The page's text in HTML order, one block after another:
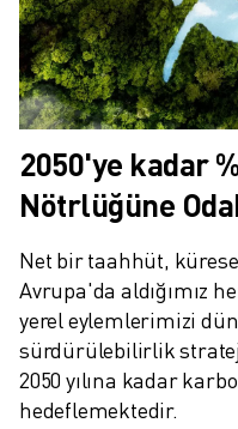
BOYAMA
PALETLEME
PUNTA KAYNAĞI
GÖRSEL DENETIM
TEL EROZYON
VAKA ÇALIŞMALARI
MÜŞTERI HIZMETLERI
MÜŞTERI HIZMETLERI
FANUC PLANS
SAHA VE BAKIM
UZAKTAN TEKNIK DESTEK
YEDEK PARÇALAR
YENILEME
DIJITAL SERVIS ARAÇLARI
2050'ye kadar
Nötrlüğüne
Net bir taahhüt,
Avrupa'da aldığımız
yerel eylemlerimizi
sürdürülebilirlik
2050 yılına kadar
hedeflemektedir.